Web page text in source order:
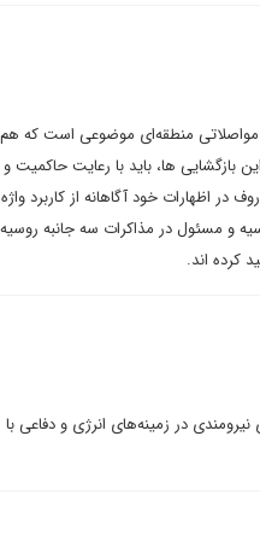
مواصلاتی منطقه‌ای موضوعی است که هم
بازگشایی ها، باید با رعایت حاکمیت
اظهارات خود آگاهانه از کاربرد
و مسئول در مذاکرات سه جانبه
کرده اند.
در زمینه‌های انرژی و دفاعی با